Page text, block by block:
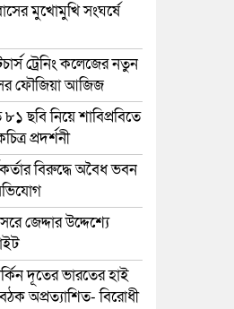
মুখোমুখি সংঘর্ষে
ট্রেনিং কলেজের নতুন
ফৌজিয়া আজিজ
৮১ ছবি নিয়ে শাবিপ্রবিতে
প্রদর্শনী
বিরুদ্ধে অবৈধ ভবন
জেদ্দার উদ্দেশ্যে
দূতের ভারতের হাই
অপ্রত্যাশিত- বিরোধী